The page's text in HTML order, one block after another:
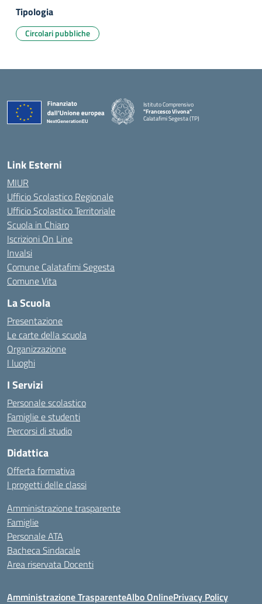
Tipologia
Circolari pubbliche
Istituto Comprensivo
"Francesco Vivona"
Calatafimi Segesta (TP)
— Visita la pagina iniziale della scuola
Link Esterni
MIUR
Ufficio Scolastico Regionale
Ufficio Scolastico Territoriale
Scuola in Chiaro
Iscrizioni On Line
Invalsi
Comune Calatafimi Segesta
Comune Vita
La Scuola
Presentazione
Le carte della scuola
Organizzazione
I luoghi
I Servizi
Personale scolastico
Famiglie e studenti
Percorsi di studio
Didattica
Offerta formativa
I progetti delle classi
Amministrazione trasparente
Famiglie
Personale ATA
Bacheca Sindacale
Area riservata Docenti
Amministrazione TrasparenteAlbo OnlinePrivacy Policy